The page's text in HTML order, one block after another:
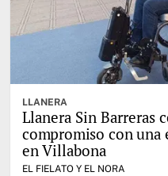
LLANERA
Llanera Sin Barreras
compromiso con
en Villabona
EL FIELATO Y EL NORA